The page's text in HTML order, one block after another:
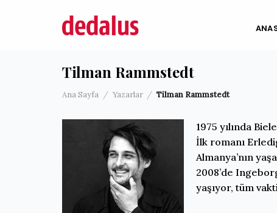
Tilman Rammstedt
Ana Sayfa / Yazarlar / Tilman Rammstedt
1975 yılında
İlk romanı
Almanya’nın
2008’de
yaşıyor, tüm